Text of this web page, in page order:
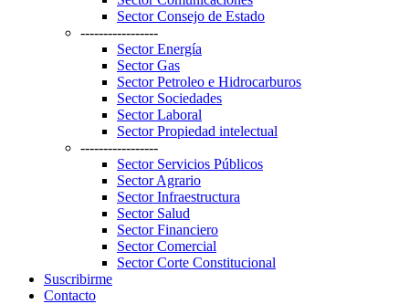
Sector Consejo de Estado
-----------------
Sector Energía
Sector Gas
Sector Petroleo e Hidrocarburos
Sector Sociedades
Sector Laboral
Sector Propiedad intelectual
-----------------
Sector Servicios Públicos
Sector Agrario
Sector Infraestructura
Sector Salud
Sector Financiero
Sector Comercial
Sector Corte Constitucional
Suscribirme
Contacto